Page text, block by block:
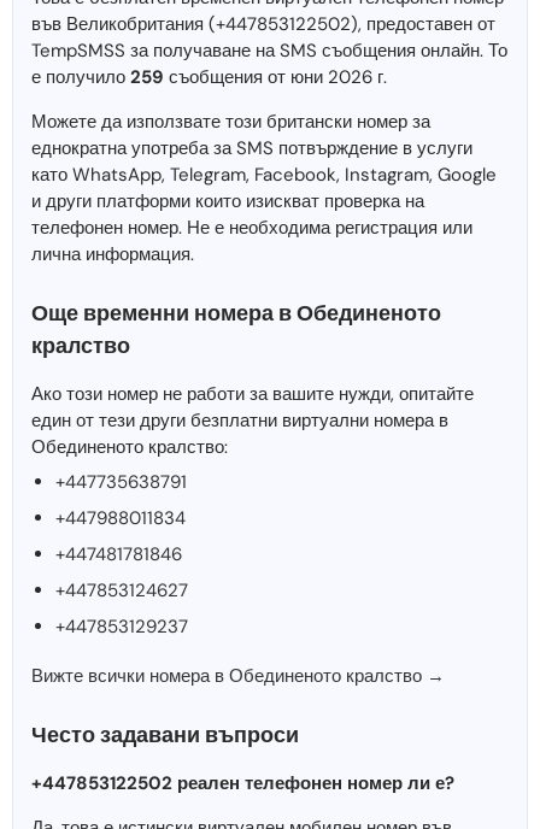
във Великобритания (+447853122502), предоставен от
TempSMSS за получаване на SMS съобщения онлайн. То
е получило 259 съобщения от юни 2026 г.
Можете да използвате този британски номер за
еднократна употреба за SMS потвърждение в услуги
като WhatsApp, Telegram, Facebook, Instagram, Google
и други платформи които изискват проверка на
телефонен номер. Не е необходима регистрация или
лична информация.
Още временни номера в Обединеното
кралство
Ако този номер не работи за вашите нужди, опитайте
един от тези други безплатни виртуални номера в
Обединеното кралство:
+447735638791
+447988011834
+447481781846
+447853124627
+447853129237
Вижте всички номера в Обединеното кралство →
Често задавани въпроси
+447853122502 реален телефонен номер ли е?